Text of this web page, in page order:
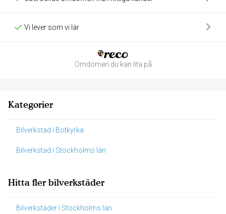
Vi lever som vi lär
Omdömen du kan lita på
Kategorier
Bilverkstad i Botkyrka
Bilverkstad i Stockholms län
Hitta fler bilverkstäder
Bilverkstäder i Stockholms län